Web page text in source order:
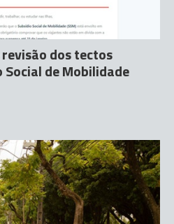
dos tectos
de Mobilidade